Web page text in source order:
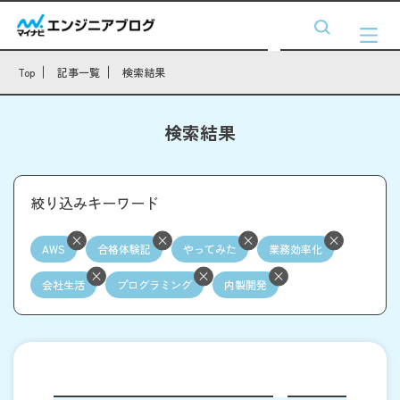
Top 記事一覧 検索結果
検索結果
絞り込みキーワード
AWS 合格体験記 やってみた 業務効率化
会社生活 プログラミング 内製開発